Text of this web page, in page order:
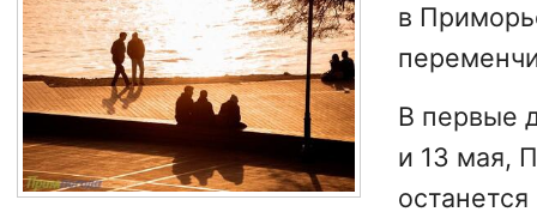
в
В первые
и 13 мая,